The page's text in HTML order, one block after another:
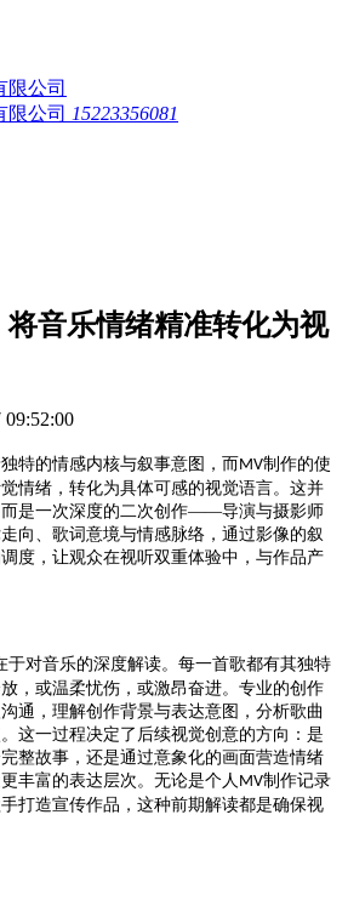
15223356081
音乐情绪精准转化为视
特的情感内核与叙事意图，而MV制作的使
情绪，转化为具体可感的视觉语言。这并
是一次深度的二次创作——导演与摄影师
向、歌词意境与情感脉络，通过影像的叙
度，让观众在视听双重体验中，与作品产
于对音乐的深度解读。每一首歌都有其独特
，或温柔忧伤，或激昂奋进。专业的创作
通，理解创作背景与表达意图，分析歌曲
这一过程决定了后续视觉创意的方向：是
整故事，还是通过意象化的画面营造情绪
丰富的表达层次。无论是个人 MV制作记录
打造宣传作品，这种前期解读都是确保视